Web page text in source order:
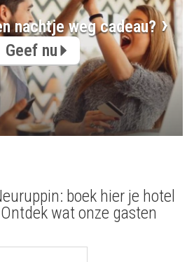
nachtje weg cadeau?
Geef nu
boek hier je hotel
wat onze gasten